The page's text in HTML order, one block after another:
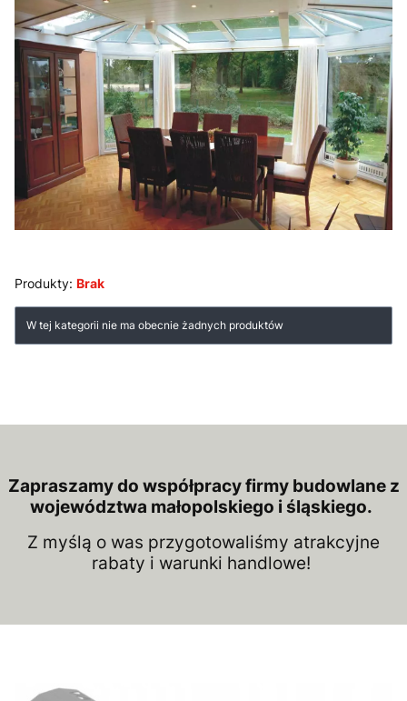
Produkty: Brak
Lista produktów
W tej kategorii nie ma obecnie żadnych produktów
Zapraszamy do współpracy firmy budowlane z
województwa małopolskiego i śląskiego.
Z myślą o was przygotowaliśmy atrakcyjne
rabaty i warunki handlowe!